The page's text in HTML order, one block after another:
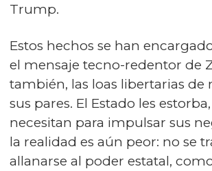
Trump.
Estos hechos se han
el mensaje tecno-redentor de
también, las loas libertarias de
sus pares. El Estado les
necesitan para impulsar sus
la realidad es aún peor: no se
allanarse al poder estatal,